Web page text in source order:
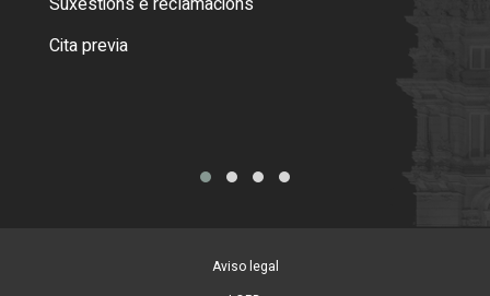
Cita previa
Aviso legal